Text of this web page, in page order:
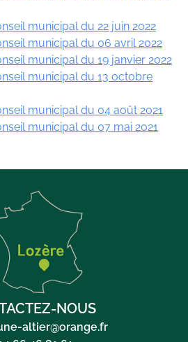
municipal du 22 juin 2022
municipal du 06 avril 2022
municipal du 19 janvier 2022
municipal du 13 octobre
municipal du 04 août 2021
municipal du 07 mai 2021
NOUS
altier@orange.fr